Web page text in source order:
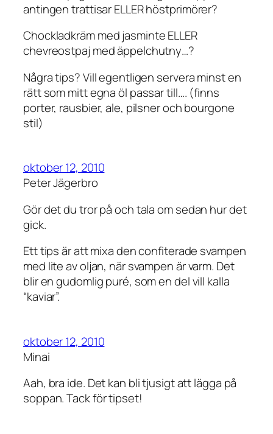
antingen trattisar ELLER höstprimörer?
Chockladkräm med jasminte ELLER
chevreostpaj med äppelchutny…?
Några tips? Vill egentligen servera minst en
rätt som mitt egna öl passar till…. (finns
porter, rausbier, ale, pilsner och bourgone
stil)
oktober 12, 2010
Peter Jägerbro
Gör det du tror på och tala om sedan hur det
gick.
Ett tips är att mixa den confiterade svampen
med lite av oljan, när svampen är varm. Det
blir en gudomlig puré, som en del vill kalla
“kaviar”.
oktober 12, 2010
Minai
Aah, bra ide. Det kan bli tjusigt att lägga på
soppan. Tack för tipset!